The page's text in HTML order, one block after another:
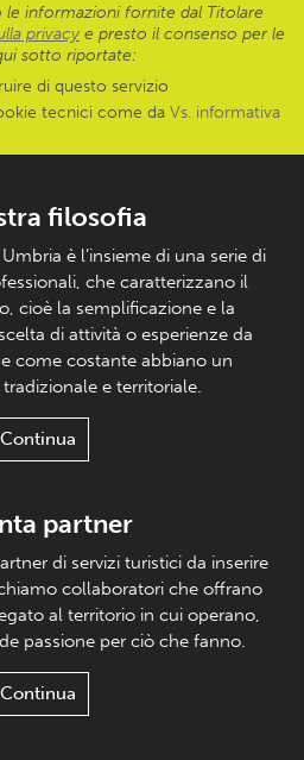
le informazioni fornite dal Titolare
privacy e presto il consenso per le
sotto riportate:
di questo servizio
tecnici come da Vs. informativa
filosofia
è l’insieme di una serie di
che caratterizzano il
cioè la semplificazione e la
di attività o esperienze da
come costante abbiano un
e territoriale.
Continua
partner
di servizi turistici da inserire
collaboratori che offrano
al territorio in cui operano,
passione per ciò che fanno.
Continua